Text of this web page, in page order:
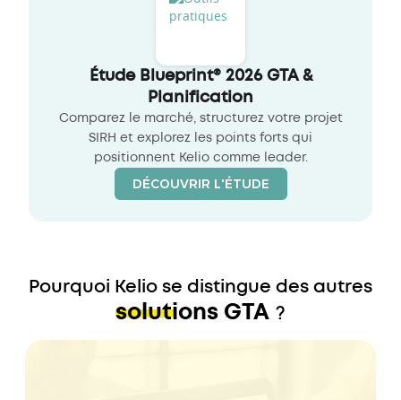
Étude Blueprint® 2026 GTA &
Planification
Comparez le marché, structurez votre projet
SIRH et explorez les points forts qui
positionnent Kelio comme leader.
DÉCOUVRIR L'ÉTUDE
Pourquoi Kelio se distingue des autres
solutions GTA ?